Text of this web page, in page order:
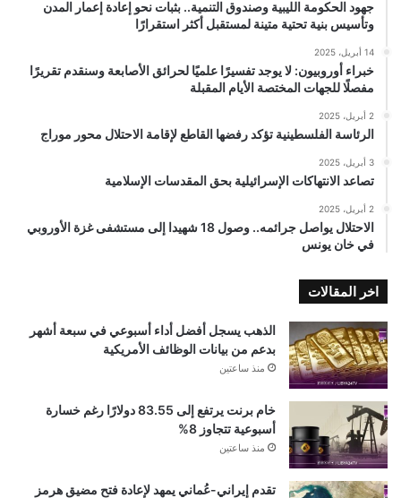
جهود الحكومة الليبية وصندوق التنمية.. بثبات نحو إعادة إعمار المدن
وتأسيس بنية تحتية متينة لمستقبل أكثر استقرارًا
14 أبريل، 2025
خبراء أوروبيون: لا يوجد تفسيرًا علميًا لحرائق الأصابعة وسنقدم تقريرًا
مفصلًا للجهات المختصة الأيام المقبلة
2 أبريل، 2025
الرئاسة الفلسطينية تؤكد رفضها القاطع لإقامة الاحتلال محور موراج
3 أبريل، 2025
تصاعد الانتهاكات الإسرائيلية بحق المقدسات الإسلامية
2 أبريل، 2025
الاحتلال يواصل جرائمه.. وصول 18 شهيدا إلى مستشفى غزة الأوروبي
في خان يونس
اخر المقالات
الذهب يسجل أفضل أداء أسبوعي في سبعة أشهر
بدعم من بيانات الوظائف الأمريكية
منذ ساعتين
خام برنت يرتفع إلى 83.55 دولارًا رغم خسارة
أسبوعية تتجاوز 8%
منذ ساعتين
تقدم إيراني-عُماني يمهد لإعادة فتح مضيق هرمز